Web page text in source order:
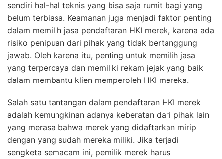
sendiri hal-hal teknis yang bisa saja rumit bagi yang
belum terbiasa. Keamanan juga menjadi faktor penting
dalam memilih jasa pendaftaran HKI merek, karena ada
risiko penipuan dari pihak yang tidak bertanggung
jawab. Oleh karena itu, penting untuk memilih jasa
yang terpercaya dan memiliki rekam jejak yang baik
dalam membantu klien memperoleh HKI mereka.
Salah satu tantangan dalam pendaftaran HKI merek
adalah kemungkinan adanya keberatan dari pihak lain
yang merasa bahwa merek yang didaftarkan mirip
dengan yang sudah mereka miliki. Jika terjadi
sengketa semacam ini, pemilik merek harus